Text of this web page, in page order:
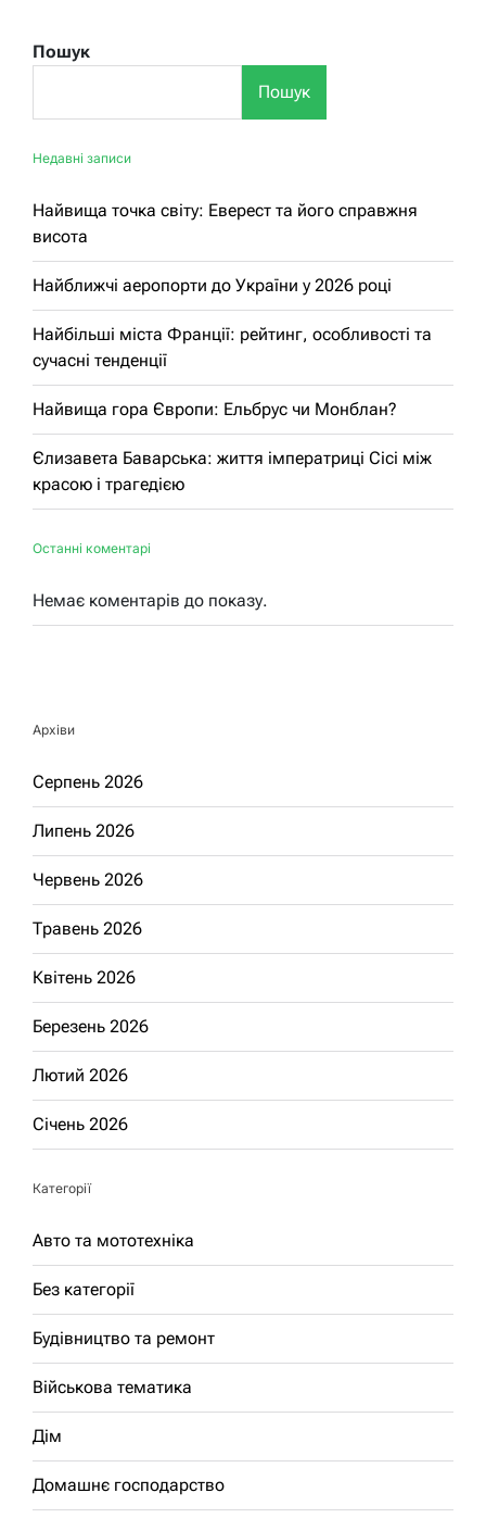
Пошук
Пошук
Недавні записи
Найвища точка світу: Еверест та його справжня
висота
Найближчі аеропорти до України у 2026 році
Найбільші міста Франції: рейтинг, особливості та
сучасні тенденції
Найвища гора Європи: Ельбрус чи Монблан?
Єлизавета Баварська: життя імператриці Сісі між
красою і трагедією
Останні коментарі
Немає коментарів до показу.
Архіви
Серпень 2026
Липень 2026
Червень 2026
Травень 2026
Квітень 2026
Березень 2026
Лютий 2026
Січень 2026
Категорії
Авто та мототехніка
Без категорії
Будівництво та ремонт
Військова тематика
Дім
Домашнє господарство